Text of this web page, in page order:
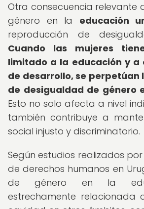
Otra consecuencia relevante
género en la educación
reproducción de
Cuando las mujeres
limitado a la educación y a
de desarrollo, se perpetúan
de desigualdad de género
Esto no solo afecta a nivel
también contribuye a
social injusto y discriminatorio.
Según estudios realizados
de derechos humanos en
de género en la
estrechamente